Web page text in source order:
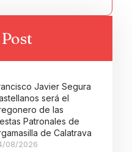
Javier Segura
será el
de las
Patronales de
de Calatrava
08/2026